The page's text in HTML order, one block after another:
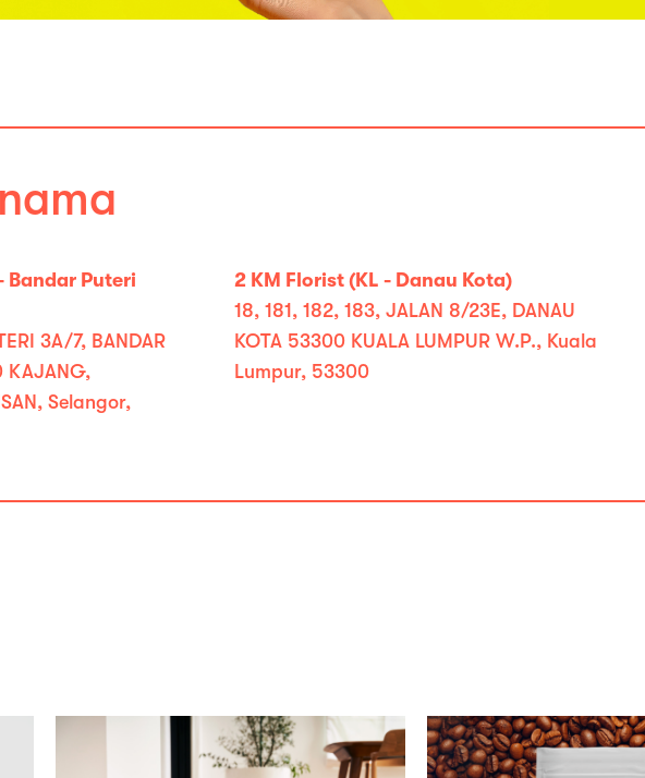
Bandar Puteri
3A/7, BANDAR
KAJANG,
Selangor,
2 KM Florist (KL - Danau Kota)
18, 18­1, 18­2, 18­3, JALAN 8/23E, DANAU
KOTA 53300 KUALA LUMPUR W.P., Kuala
Lumpur, 53300